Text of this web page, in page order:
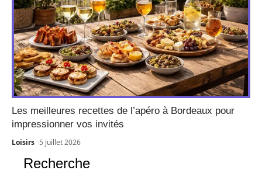
Les meilleures recettes de l’apéro à Bordeaux pour
impressionner vos invités
Loisirs 5 juillet 2026
Recherche